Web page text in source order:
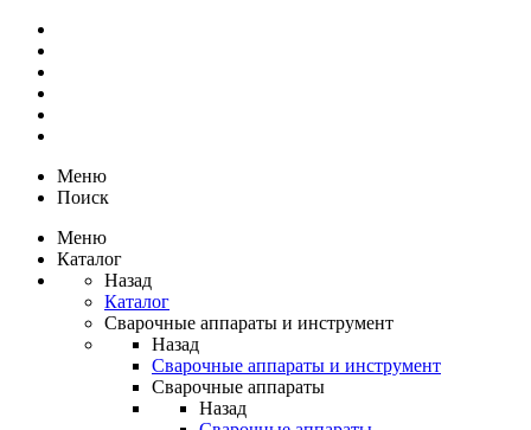
Меню
Поиск
Меню
Каталог
Назад
Каталог
Сварочные аппараты и инструмент
Назад
Сварочные аппараты и инструмент
Сварочные аппараты
Назад